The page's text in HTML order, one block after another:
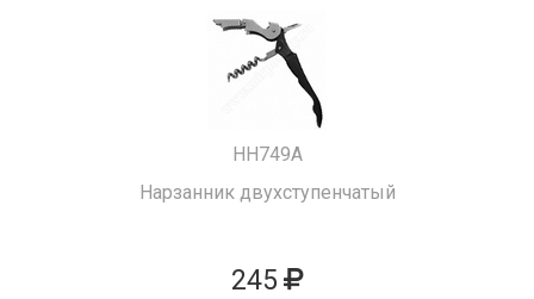
HH749A
Нарзанник двухступенчатый
245